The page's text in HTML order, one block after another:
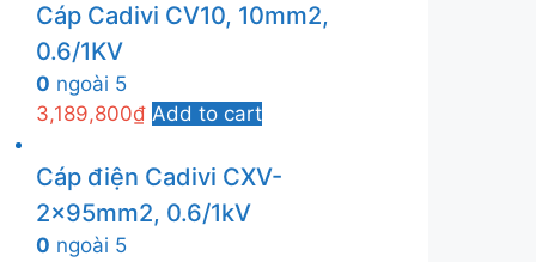
Cáp Cadivi CV10, 10mm2,
0.6/1KV
0 ngoài 5
3,189,800₫ Add to cart
Cáp điện Cadivi CXV-
2x95mm2, 0.6/1kV
0 ngoài 5